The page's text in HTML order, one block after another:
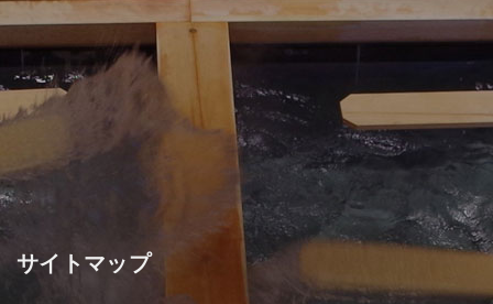
サイトマップ